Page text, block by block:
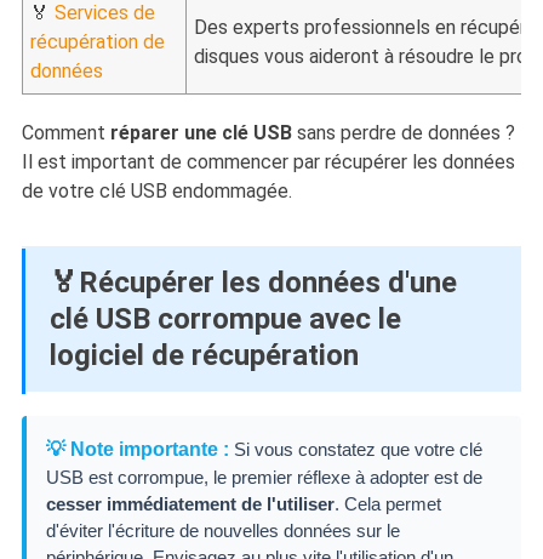
🏅 Services de
récupération de
données
Des experts professionnels en
disques vous aideront à résoudre le
Comment réparer une clé USBsans perdre de données ?
Il est important de commencer par récupérer les données
de votre clé USB endommagée.
🏅Récupérer les données d'une
clé USB corrompue avec le
logiciel de récupération
💡 Note importante : Si vous constatez que votre clé
USB est corrompue, le premier réflexe à adopter est de
cesser immédiatement de l'utiliser. Cela permet
d'éviter l'écriture de nouvelles données sur le